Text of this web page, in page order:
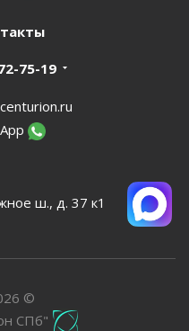
75-19
ш., д. 37 к1
©
СПб"